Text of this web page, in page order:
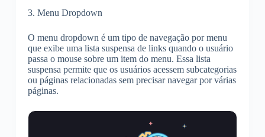
3. Menu Dropdown
O menu dropdown é um tipo de navegação por menu
que exibe uma lista suspensa de links quando o usuário
passa o mouse sobre um item do menu. Essa lista
suspensa permite que os usuários acessem subcategorias
ou páginas relacionadas sem precisar navegar por várias
páginas.